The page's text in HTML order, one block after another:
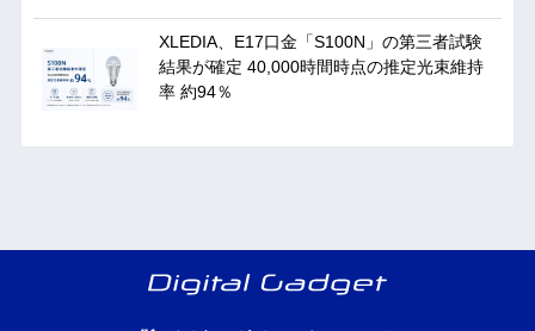
XLEDIA、E17口金「S100N」の第三者試験
結果が確定 40,000時間時点の推定光束維持
率 約94％